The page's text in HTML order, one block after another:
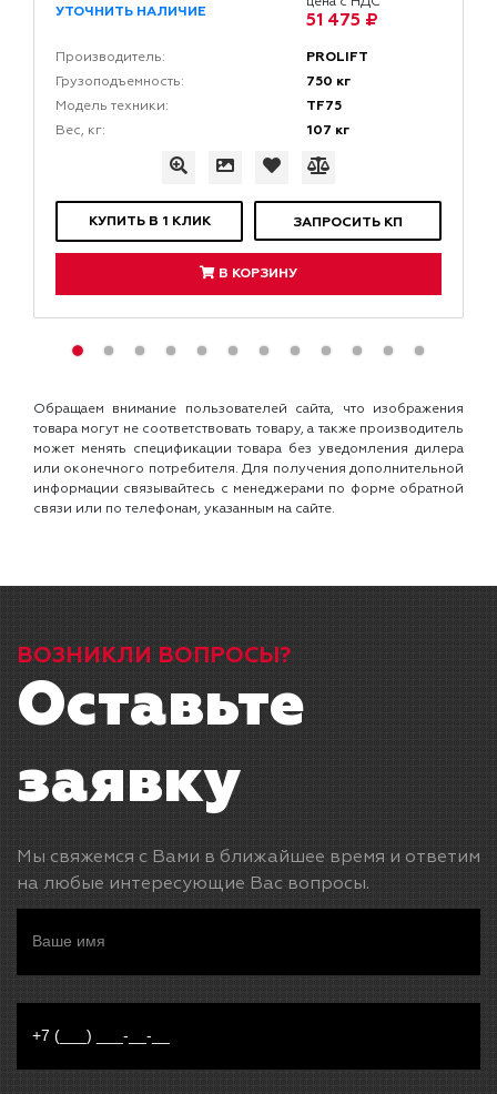
УТОЧНИТЬ НАЛИЧИЕ 51 475 ₽
Производитель: PROLIFT
Грузоподъемность: 750 кг
Модель техники: TF75
Вес, кг: 107 кг
КУПИТЬ В 1 КЛИК ЗАПРОСИТЬ КП
В КОРЗИНУ
Обращаем внимание пользователей сайта, что изображения
товара могут не соответствовать товару, а также производитель
может менять спецификации товара без уведомления дилера
или оконечного потребителя. Для получения дополнительной
информации связывайтесь с менеджерами по форме обратной
связи или по телефонам, указанным на сайте.
ВОЗНИКЛИ ВОПРОСЫ?
Оставьте
заявку
Мы свяжемся с Вами в ближайшее время и ответим
на любые интересующие Вас вопросы.